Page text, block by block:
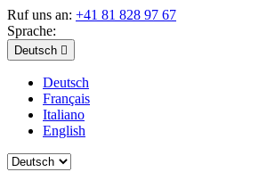
Ruf uns an: +41 81 828 97 67
Sprache:
Deutsch 
Deutsch
Français
Italiano
English